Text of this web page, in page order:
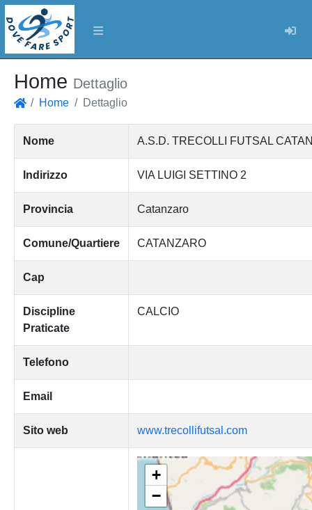
Home Dettaglio
Home Dettaglio
Nome A.S.D. TRECOLLI FUTSAL
Indirizzo VIA LUIGI SETTINO 2
Provincia Catanzaro
Comune/Quartiere CATANZARO
Cap
Discipline
Praticate
CALCIO
Telefono
Email
Sito web www.trecollifutsal.com
+
−